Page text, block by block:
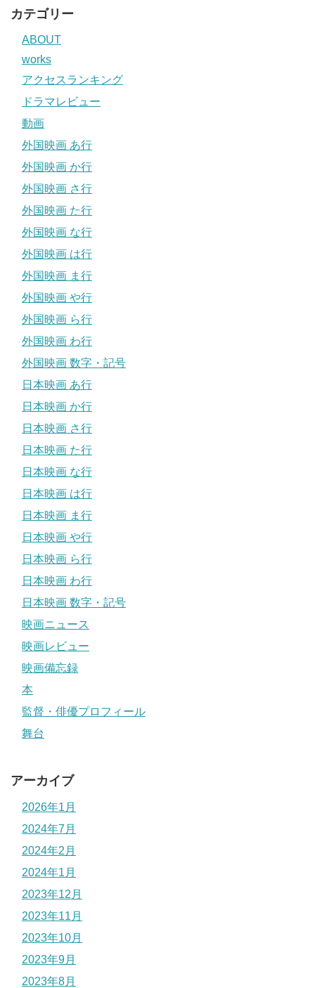
カテゴリー
ABOUT
works
アクセスランキング
ドラマレビュー
動画
外国映画 あ行
外国映画 か行
外国映画 さ行
外国映画 た行
外国映画 な行
外国映画 は行
外国映画 ま行
外国映画 や行
外国映画 ら行
外国映画 わ行
外国映画 数字・記号
日本映画 あ行
日本映画 か行
日本映画 さ行
日本映画 た行
日本映画 な行
日本映画 は行
日本映画 ま行
日本映画 や行
日本映画 ら行
日本映画 わ行
日本映画 数字・記号
映画ニュース
映画レビュー
映画備忘録
本
監督・俳優プロフィール
舞台
アーカイブ
2026年1月
2024年7月
2024年2月
2024年1月
2023年12月
2023年11月
2023年10月
2023年9月
2023年8月